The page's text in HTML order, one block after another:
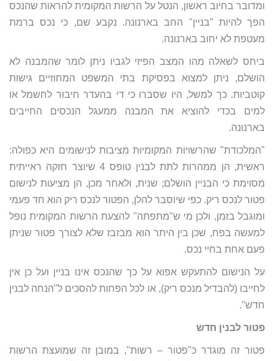
ומדובר בחיוב ראשון, הנטל על הרשות המקומית להראות שהנכס
הפך להיות "בניין" החב בארנונה. נקבע שם, כי נכס ברמת
מעטפת לא יחוב בארנונה.
ביחס לשאלה מהו המצב הפיזי לגביו ניתן לומר שהמבנה לא
הושלם, ניתן למצוא בפסיקת בתי המשפט המחוזיים גישות
קוטביות. כך למשל, היו שסברו כי די בהעדר חיבור לחשמל או
למים בכדי להוציא את המבנה ממעגל הנכסים החייבים
בארנונה.
"המלכודת" שהרשויות המקומיות מציבות לנישומים היא כפולה:
ראשית, הן ממהרות לתת לבנין טופס 4 שיוצר חזקה ראייתית
מסוימת כי הבניין הושלם; שנית, ולאחר מכן, הן מציעות לנישום
פטור לנכס ריק. כפי שיוסבר להלן, הפטור לנכס ריק הוא חד פעמי
ומוגבל בזמן, ולכן מי ש"מתפתה" להצעת הרשות המקומית נופל
למעשה בפח, שכן בין היתר הוא מבזבז שלא לצורך פטור שניתן
פעם אחת בחיי נכס.
על הנישום להתעקש אפוא על כך שהנכס אינו בניין ועל כן אין
לחייבו (להבדיל מנכס ריק), או לכל הפחות להסכים ל"הנחה לבנין
חדש".
פטור לבנין חדש
פטור זה מוגדר כ"פטור – רשות", במובן זה שמועצת הרשות